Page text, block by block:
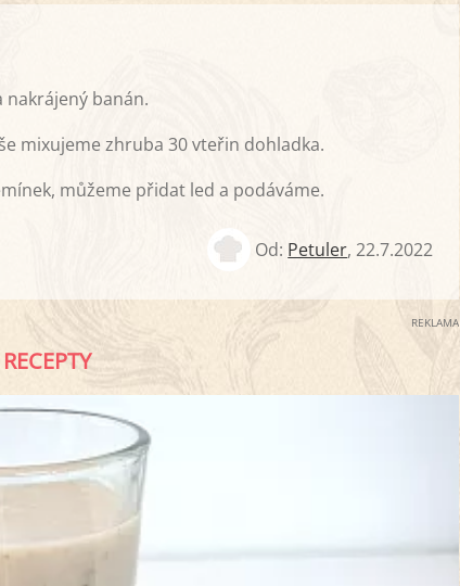
nakrájený banán.
mixujeme zhruba 30 vteřin dohladka.
můžeme přidat led a podáváme.
Od: Petuler,22.7.2022
REKLAMA